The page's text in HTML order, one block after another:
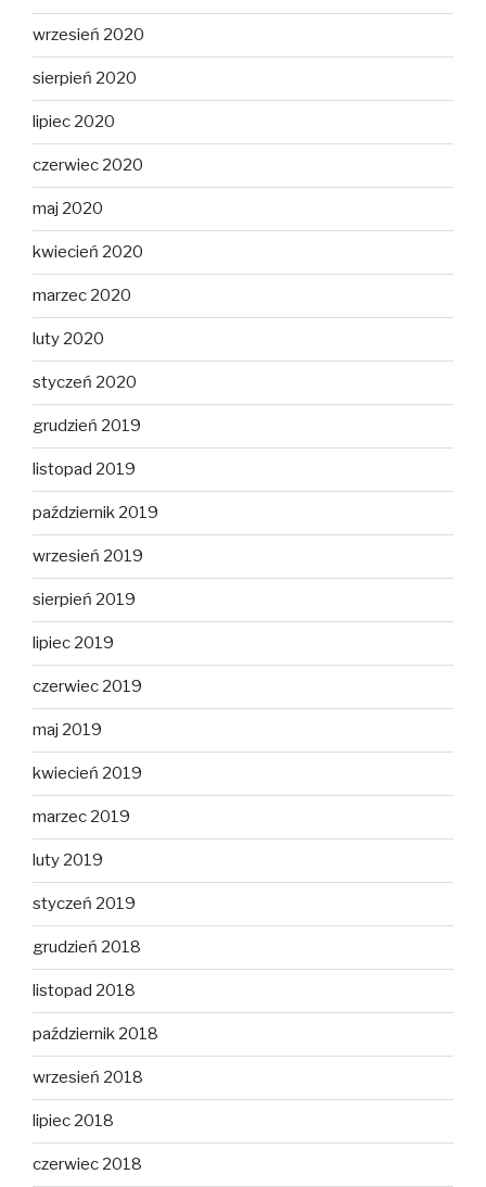
wrzesień 2020
sierpień 2020
lipiec 2020
czerwiec 2020
maj 2020
kwiecień 2020
marzec 2020
luty 2020
styczeń 2020
grudzień 2019
listopad 2019
październik 2019
wrzesień 2019
sierpień 2019
lipiec 2019
czerwiec 2019
maj 2019
kwiecień 2019
marzec 2019
luty 2019
styczeń 2019
grudzień 2018
listopad 2018
październik 2018
wrzesień 2018
lipiec 2018
czerwiec 2018